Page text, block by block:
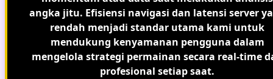
angka jitu. Efisiensi navigasi dan latensi server
rendah menjadi standar utama kami untuk
mendukung kenyamanan pengguna dalam
mengelola strategi permainan secara real-time
profesional setiap saat.